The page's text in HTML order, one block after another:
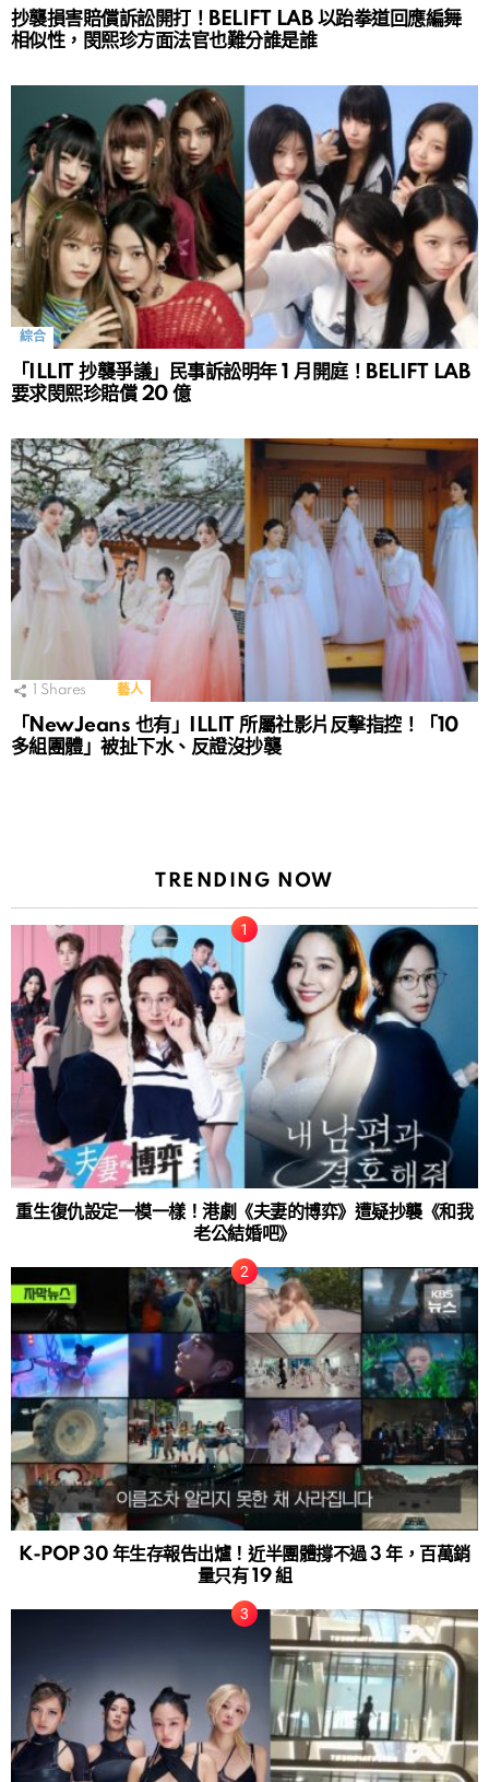
抄襲損害賠償訴訟開打！BELIFT LAB 以跆拳道回應編舞
相似性，閔熙珍方面法官也難分誰是誰
綜合
「ILLIT 抄襲爭議」民事訴訟明年 1 月開庭！BELIFT LAB
要求閔熙珍賠償 20 億
Shares 藝人
「NewJeans 也有」ILLIT 所屬社影片反擊指控！「10
多組團體」被扯下水、反證沒抄襲
TRENDING NOW
重生復仇設定一模一樣！港劇《夫妻的博弈》遭疑抄襲《和我
老公結婚吧》
K-POP 30 年生存報告出爐！近半團體撐不過 3 年，百萬銷
量只有 19 組